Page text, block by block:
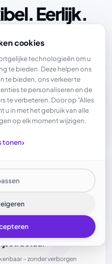
cookies
technologieën om u
te bieden. Deze helpen ons
te bieden, ons verkeer te
te personaliseren en de
te verbeteren. Door op "Alles
u in met het gebruik van alle
op elk moment wijzigen.
tonen›
Eerlijk.
voor schaalbare cloud- en
duurzaam en eenvoudig te
en hosting uitsluitend in
03
– zonder verborgen